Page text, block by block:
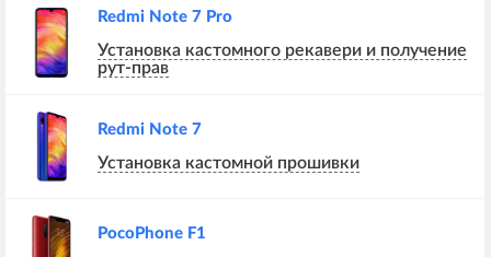
Redmi Note 7 Pro
Установка кастомного рекавери и получение
рут-прав
Redmi Note 7
Установка кастомной прошивки
PocoPhone F1